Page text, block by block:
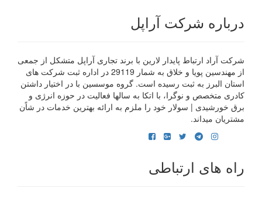
درباره شرکت آراپل
شرکت آراد ارتباط پایدار لارین با برند تجاری آراپل متشکل از جمعی
از مهندسین پویا و خلاق به شمار 29119 در اداره ثبت شرکت های
استان البرز به ثبت رسیده است. گروه موسسین با در اختیار داشتن
کادری متخصص و نوگرا، با اتکا به سالها فعالیت در حوزه انرژی و
برق خورشیدی | سولار خود را ملزم به ارائه بهترین خدمات در شاًن
مشتریان میداند.
راه های ارتباطی